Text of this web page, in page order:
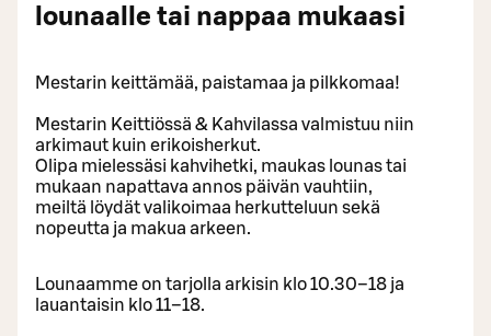
lounaalle tai nappaa mukaasi
Mestarin keittämää, paistamaa ja pilkkomaa!
Mestarin Keittiössä & Kahvilassa valmistuu niin
arkimaut kuin erikoisherkut.
Olipa mielessäsi kahvihetki, maukas lounas tai
mukaan napattava annos päivän vauhtiin,
meiltä löydät valikoimaa herkutteluun sekä
nopeutta ja makua arkeen.
Lounaamme on tarjolla arkisin klo 10.30–18 ja
lauantaisin klo 11–18.